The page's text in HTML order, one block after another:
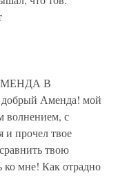
В
Аменда! мой
волнением, с
и прочел твое
твою
ко мне! Как отрадно